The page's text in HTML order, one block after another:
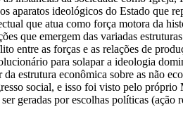
ideológicos do Estado que
que atua como força motora da
que emergem das variadas
as forças e as relações de
para solapar a ideologia
econômica sobre as não
social, e isso foi visto pelo
geradas por escolhas políticas